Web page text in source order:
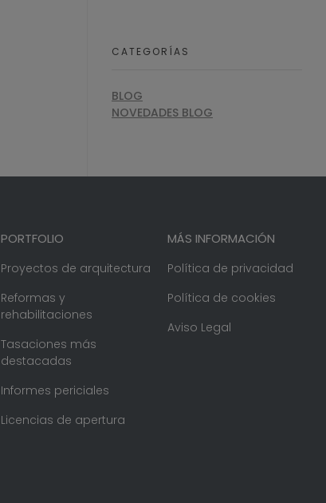
CATEGORÍAS
BLOG
NOVEDADES BLOG
PORTFOLIO
Proyectos de arquitectura
Reformas y
rehabilitaciones
Tasaciones más
destacadas
Informes periciales
Licencias de apertura
MÁS INFORMACIÓN
Política de privacidad
Política de cookies
Aviso Legal